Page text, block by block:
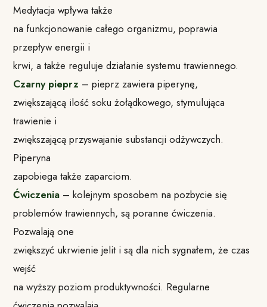
Medytacja wpływa także
na funkcjonowanie całego organizmu, poprawia
przepływ energii i
krwi, a także reguluje działanie systemu trawiennego.
Czarny pieprz – pieprz zawiera piperynę,
zwiększającą ilość soku żołądkowego, stymulująca
trawienie i
zwiększającą przyswajanie substancji odżywczych.
Piperyna
zapobiega także zaparciom.
Ćwiczenia – kolejnym sposobem na pozbycie się
problemów trawiennych, są poranne ćwiczenia.
Pozwalają one
zwiększyć ukrwienie jelit i są dla nich sygnałem, że czas
wejść
na wyższy poziom produktywności. Regularne